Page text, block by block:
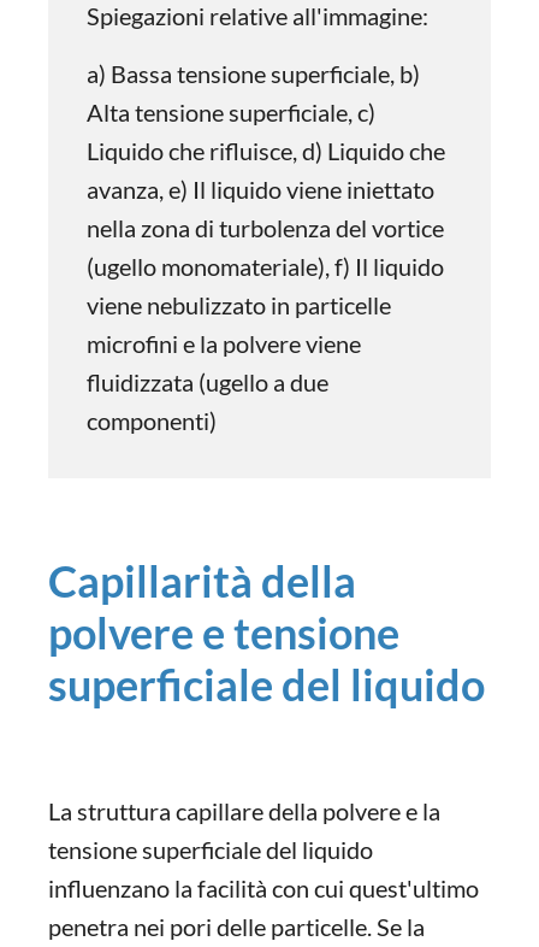
Spiegazioni relative all'immagine:
a) Bassa tensione superficiale, b)
Alta tensione superficiale, c)
Liquido che rifluisce, d) Liquido che
avanza, e) Il liquido viene iniettato
nella zona di turbolenza del vortice
(ugello monomateriale), f) Il liquido
viene nebulizzato in particelle
microfini e la polvere viene
fluidizzata (ugello a due
componenti)
Capillarità della
polvere e tensione
superficiale del liquido
La struttura capillare della polvere e la
tensione superficiale del liquido
influenzano la facilità con cui quest'ultimo
penetra nei pori delle particelle. Se la